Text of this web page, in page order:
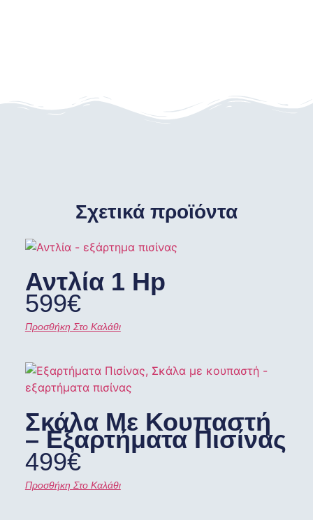
Σχετικά προϊόντα
Αντλία 1 Hp
599€
Προσθήκη Στο Καλάθι
Σκάλα Με Κουπαστή
– Εξαρτήματα Πισίνας
499€
Προσθήκη Στο Καλάθι